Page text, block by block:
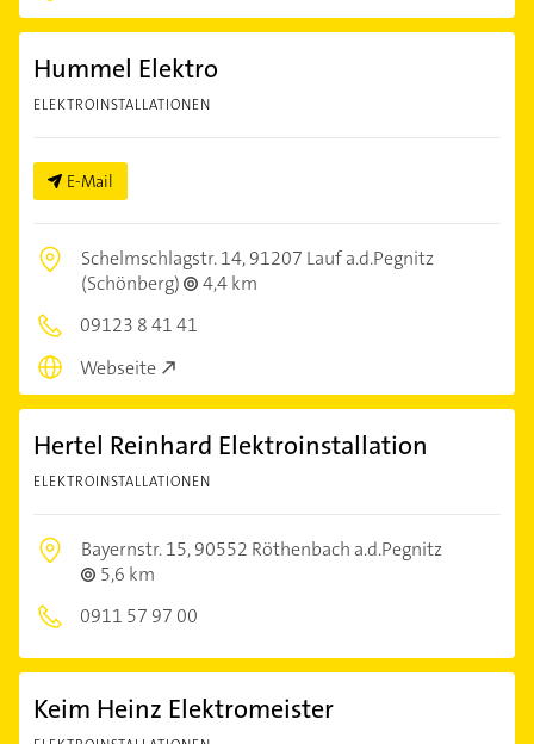
Hummel Elektro
ELEKTROINSTALLATIONEN
E-Mail
Schelmschlagstr. 14,91207 Lauf a.d.Pegnitz
(Schönberg)
4,4 km
09123 8 41 41
Webseite
Hertel Reinhard Elektroinstallation
ELEKTROINSTALLATIONEN
Bayernstr. 15,90552 Röthenbach a.d.Pegnitz
5,6 km
0911 57 97 00
Keim Heinz Elektromeister